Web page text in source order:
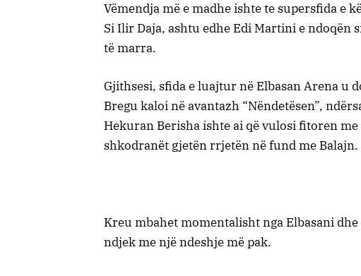
Vëmendja më e madhe ishte te supersfida e
Si Ilir Daja, ashtu edhe Edi Martini e ndoqën
të marra.
Gjithsesi, sfida e luajtur në Elbasan Arena u
Bregu kaloi në avantazh “Nëndetësen”,
Hekuran Berisha ishte ai që vulosi fitoren me
shkodranët gjetën rrjetën në fund me Balajn.
Kreu mbahet momentalisht nga Elbasani
ndjek me një ndeshje më pak.